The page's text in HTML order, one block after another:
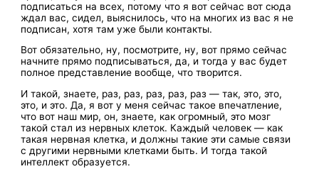
подписаться на всех, потому что я вот сейчас вот сюда
ждал вас, сидел, выяснилось, что на многих из вас я не
подписан, хотя там уже были контакты.
Вот обязательно, ну, посмотрите, ну, вот прямо сейчас
начните прямо подписываться, да, и тогда у вас будет
полное представление вообще, что творится.
И такой, знаете, раз, раз, раз, раз, раз — так, это, это,
это, и это. Да, я вот у меня сейчас такое впечатление,
что вот наш мир, он, знаете, как огромный, это мозг
такой стал из нервных клеток. Каждый человек — как
такая нервная клетка, и должны такие эти самые связи
с другими нервными клетками быть. И тогда такой
интеллект образуется.